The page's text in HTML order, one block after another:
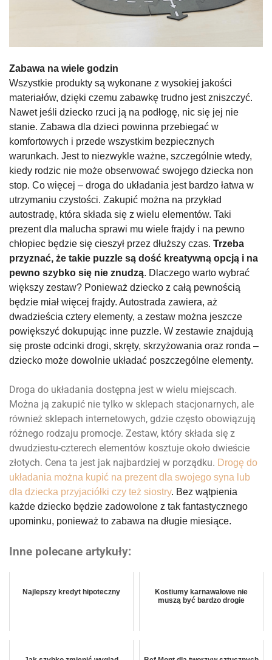
Zabawa na wiele godzin
Wszystkie produkty są wykonane z wysokiej jakości
materiałów, dzięki czemu zabawkę trudno jest zniszczyć.
Nawet jeśli dziecko rzuci ją na podłogę, nic się jej nie
stanie. Zabawa dla dzieci powinna przebiegać w
komfortowych i przede wszystkim bezpiecznych
warunkach. Jest to niezwykle ważne, szczególnie wtedy,
kiedy rodzic nie może obserwować swojego dziecka non
stop. Co więcej – droga do układania jest bardzo łatwa w
utrzymaniu czystości. Zakupić można na przykład
autostradę, która składa się z wielu elementów. Taki
prezent dla malucha sprawi mu wiele frajdy i na pewno
chłopiec będzie się cieszył przez dłuższy czas. Trzeba
przyznać, że takie puzzle są dość kreatywną opcją i na
pewno szybko się nie znudzą. Dlaczego warto wybrać
większy zestaw? Ponieważ dziecko z całą pewnością
będzie miał więcej frajdy. Autostrada zawiera, aż
dwadzieścia cztery elementy, a zestaw można jeszcze
powiększyć dokupując inne puzzle. W zestawie znajdują
się proste odcinki drogi, skręty, skrzyżowania oraz ronda –
dziecko może dowolnie układać poszczególne elementy.
Droga do układania dostępna jest w wielu miejscach.
Można ją zakupić nie tylko w sklepach stacjonarnych, ale
również sklepach internetowych, gdzie często obowiązują
różnego rodzaju promocje. Zestaw, który składa się z
dwudziestu-czterech elementów kosztuje około dwieście
złotych. Cena ta jest jak najbardziej w porządku. Drogę do
układania można kupić na prezent dla swojego syna lub
dla dziecka przyjaciółki czy też siostry. Bez wątpienia
każde dziecko będzie zadowolone z tak fantastycznego
upominku, ponieważ to zabawa na długie miesiące.
Inne polecane artykuły:
Najlepszy kredyt hipoteczny
Kostiumy karnawałowe nie
muszą być bardzo drogie